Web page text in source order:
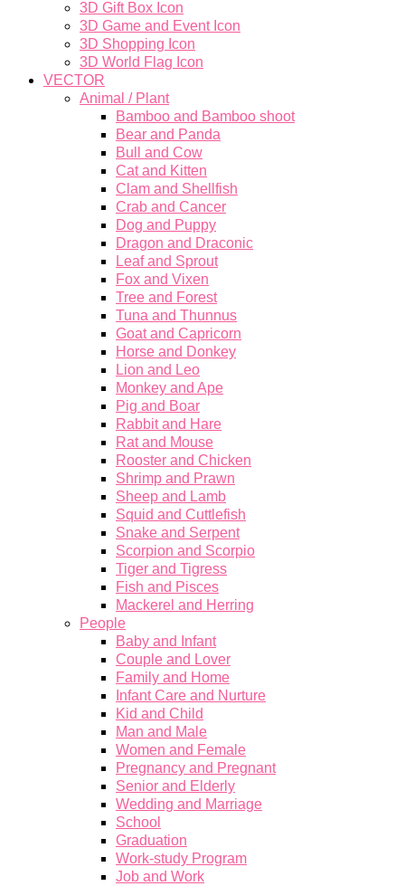
3D Gift Box Icon
3D Game and Event Icon
3D Shopping Icon
3D World Flag Icon
VECTOR
Animal / Plant
Bamboo and Bamboo shoot
Bear and Panda
Bull and Cow
Cat and Kitten
Clam and Shellfish
Crab and Cancer
Dog and Puppy
Dragon and Draconic
Leaf and Sprout
Fox and Vixen
Tree and Forest
Tuna and Thunnus
Goat and Capricorn
Horse and Donkey
Lion and Leo
Monkey and Ape
Pig and Boar
Rabbit and Hare
Rat and Mouse
Rooster and Chicken
Shrimp and Prawn
Sheep and Lamb
Squid and Cuttlefish
Snake and Serpent
Scorpion and Scorpio
Tiger and Tigress
Fish and Pisces
Mackerel and Herring
People
Baby and Infant
Couple and Lover
Family and Home
Infant Care and Nurture
Kid and Child
Man and Male
Women and Female
Pregnancy and Pregnant
Senior and Elderly
Wedding and Marriage
School
Graduation
Work-study Program
Job and Work